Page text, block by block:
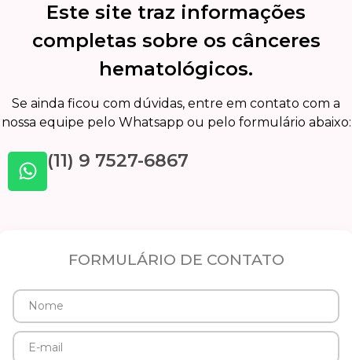
Este site traz informações
completas sobre os cânceres
hematológicos.
Se ainda ficou com dúvidas, entre em contato com a
nossa equipe pelo Whatsapp ou pelo formulário abaixo:
(11) 9 7527-6867
FORMULÁRIO DE CONTATO
Nome